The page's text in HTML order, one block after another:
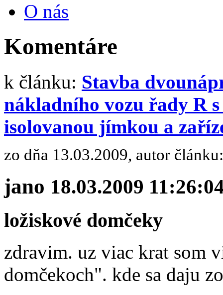
O nás
Komentáre
k článku: Stavba
nákladního vozu řady R
isolovanou jímkou a
zo dňa 13.03.2009, autor
jano 18.03.2009
ložiskové domčeky
zdravim. uz viac krat som
domčekoch". kde sa daju